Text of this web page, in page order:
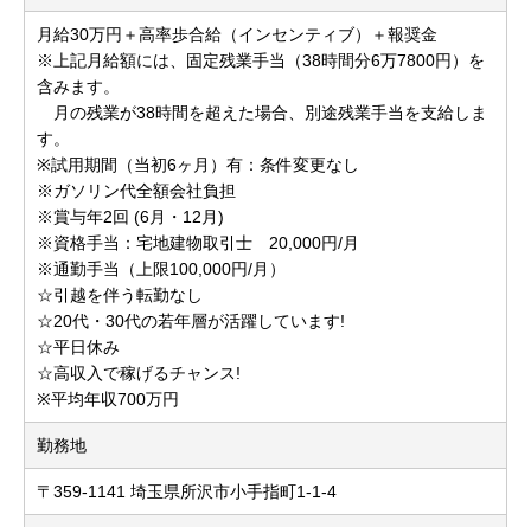
月給30万円＋高率歩合給（インセンティブ）＋報奨金
※上記月給額には、固定残業手当（38時間分6万7800円）を
含みます。
月の残業が38時間を超えた場合、別途残業手当を支給しま
す。
※試用期間（当初6ヶ月）有：条件変更なし
※ガソリン代全額会社負担
※賞与年2回 (6月・12月)
※資格手当：宅地建物取引士 20,000円/月
※通勤手当（上限100,000円/月）
☆引越を伴う転勤なし
☆20代・30代の若年層が活躍しています!
☆平日休み
☆高収入で稼げるチャンス!
※平均年収700万円
勤務地
〒359-1141 埼玉県所沢市小手指町1-1-4